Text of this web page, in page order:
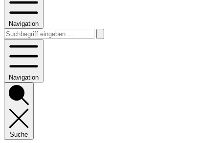
Navigation
Navigation
Suche